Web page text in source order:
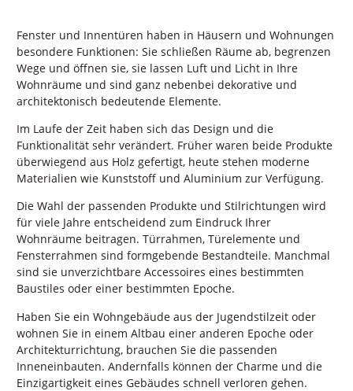
Fenster und Innentüren haben in Häusern und Wohnungen
besondere Funktionen: Sie schließen Räume ab, begrenzen
Wege und öffnen sie, sie lassen Luft und Licht in Ihre
Wohnräume und sind ganz nebenbei dekorative und
architektonisch bedeutende Elemente.
Im Laufe der Zeit haben sich das Design und die
Funktionalität sehr verändert. Früher waren beide Produkte
überwiegend aus Holz gefertigt, heute stehen moderne
Materialien wie Kunststoff und Aluminium zur Verfügung.
Die Wahl der passenden Produkte und Stilrichtungen wird
für viele Jahre entscheidend zum Eindruck Ihrer
Wohnräume beitragen. Türrahmen, Türelemente und
Fensterrahmen sind formgebende Bestandteile. Manchmal
sind sie unverzichtbare Accessoires eines bestimmten
Baustiles oder einer bestimmten Epoche.
Haben Sie ein Wohngebäude aus der Jugendstilzeit oder
wohnen Sie in einem Altbau einer anderen Epoche oder
Architekturrichtung, brauchen Sie die passenden
Inneneinbauten. Andernfalls können der Charme und die
Einzigartigkeit eines Gebäudes schnell verloren gehen.